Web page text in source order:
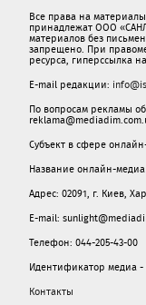
Все права на
принадлежат ООО
материалов без
запрещено. При
ресурса, гиперссылка
E-mail редакции:
По вопросам рекламы
Субъект в сфере
Название онлайн-медиа
Адрес: 02091, г. Киев,
E-mail:
Телефон: 044-205-43-00
Идентификатор медиа -
Контакты